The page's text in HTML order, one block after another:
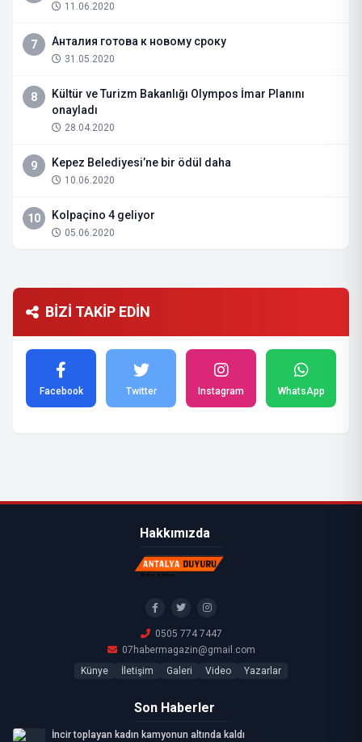
11.06.2020
7 Анталия готова к новому сроку
31.05.2020
8
Kültür ve Turizm Bakanlığı Olympos İmar Planını
onayladı
28.04.2020
9 Kepez Belediyesi’ne bir ödül daha
10.06.2020
10 Kolpaçino 4 geliyor
05.06.2020
BİZİ TAKİP EDİN
Facebook Twitter Instagram WhatsApp
Hakkımızda
0505 774 7447
07habermagazin@gmail.com
Künye
İletişim Galeri Video Yazarlar
Son Haberler
İncir toplayan kadın kamyonun altında kaldı